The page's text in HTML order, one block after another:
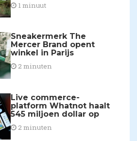
1 minuut
Sneakermerk The
Mercer Brand opent
winkel in Parijs
2 minuten
Live commerce-
platform Whatnot haalt
545 miljoen dollar op
2 minuten